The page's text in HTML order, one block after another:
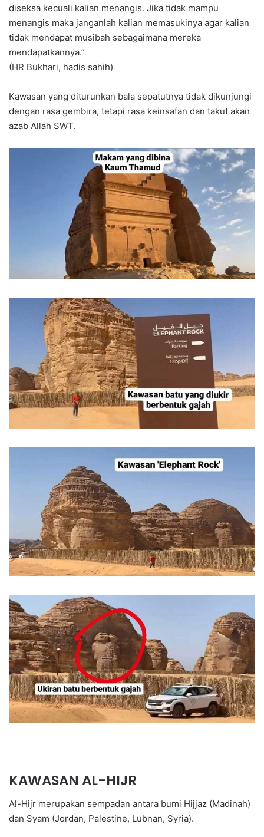
diseksa kecuali kalian menangis. Jika tidak mampu
menangis maka janganlah kalian memasukinya agar kalian
tidak mendapat musibah sebagaimana mereka
mendapatkannya.”
(HR Bukhari, hadis sahih)
Kawasan yang diturunkan bala sepatutnya tidak dikunjungi
dengan rasa gembira, tetapi rasa keinsafan dan takut akan
azab Allah SWT.
KAWASAN AL-HIJR
Al-Hijr merupakan sempadan antara bumi Hijjaz (Madinah)
dan Syam (Jordan, Palestine, Lubnan, Syria).